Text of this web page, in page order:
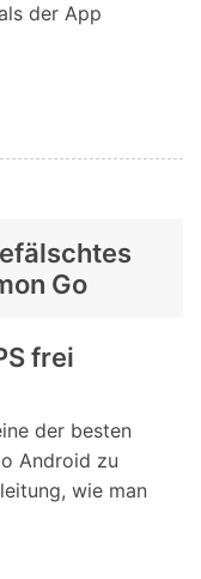
der App
Go
frei
der besten
Android zu
wie man